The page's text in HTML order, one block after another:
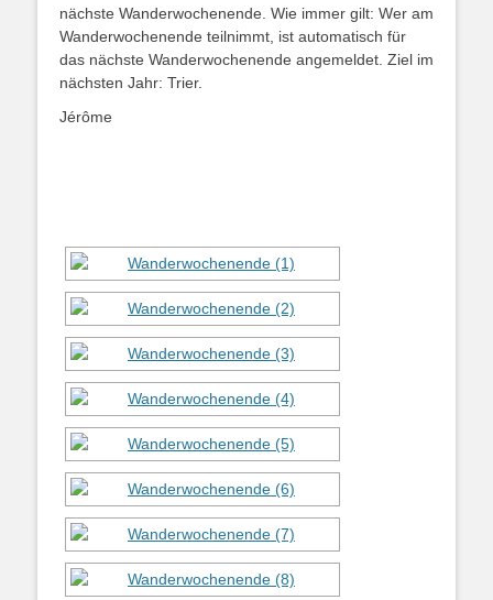
nächste Wanderwochenende. Wie immer gilt: Wer am
Wanderwochenende teilnimmt, ist automatisch für
das nächste Wanderwochenende angemeldet. Ziel im
nächsten Jahr: Trier.
Jérôme